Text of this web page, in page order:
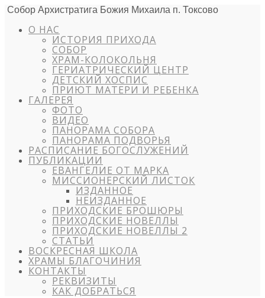
Собор Архистратига Божия Михаила п. Токсово
О НАС
ИСТОРИЯ ПРИХОДА
СОБОР
ХРАМ-КОЛОКОЛЬНЯ
ГЕРИАТРИЧЕСКИЙ ЦЕНТР
ДЕТСКИЙ ХОСПИС
ПРИЮТ МАТЕРИ И РЕБЕНКА
ГАЛЕРЕЯ
ФОТО
ВИДЕО
ПАНОРАМА СОБОРА
ПАНОРАМА ПОДВОРЬЯ
РАСПИСАНИЕ БОГОСЛУЖЕНИЙ
ПУБЛИКАЦИИ
ЕВАНГЕЛИЕ ОТ МАРКА
МИССИОНЕРСКИЙ ЛИСТОК
ИЗДАННОЕ
НЕИЗДАННОЕ
ПРИХОДСКИЕ БРОШЮРЫ
ПРИХОДСКИЕ НОВЕЛЛЫ
ПРИХОДСКИЕ НОВЕЛЛЫ 2
СТАТЬИ
ВОСКРЕСНАЯ ШКОЛА
ХРАМЫ БЛАГОЧИНИЯ
КОНТАКТЫ
РЕКВИЗИТЫ
КАК ДОБРАТЬСЯ